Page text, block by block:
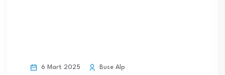
6 Mart 2025
Buse Alp